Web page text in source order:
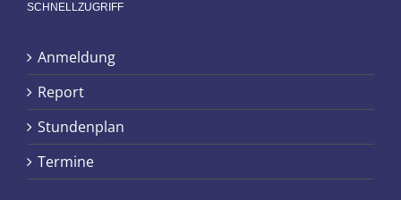
SCHNELLZUGRIFF
Anmeldung
Report
Stundenplan
Termine